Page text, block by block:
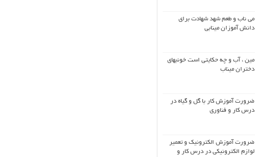
می ناب و طعم شهد شهادت برای
دانش آموزان مینابی
مین ، آب و چه حکایتی است خونبهای
دختران میناب
ضرورت آموزش کار با گل و گیاه در
درس کار و فناوری
ضرورت آموزش الکترونیک و تعمیر
لوازم الکترونیکی در درس کار و